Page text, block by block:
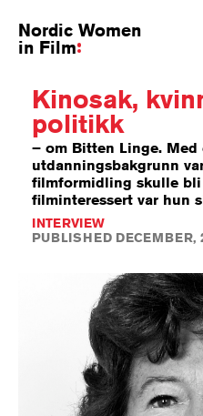
Nordic Women
in Film
Kinosak,
politikk
– om Bitten Linge. Med
utdanningsbakgrunn
filmformidling skulle bli
filminteressert var hun
INTERVIEW
PUBLISHED DECEMBER,